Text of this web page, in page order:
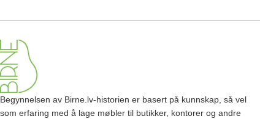
Begynnelsen av Birne.lv-historien er basert på kunnskap, så vel
som erfaring med å lage møbler til butikker, kontorer og andre